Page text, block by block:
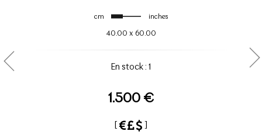
cm inches
40.00 x 60.00
En stock : 1
1.500 €
[ ]